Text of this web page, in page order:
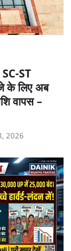
ST
के लिए अब
वापस –
2026